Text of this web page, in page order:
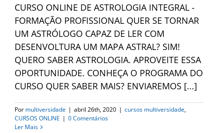
CURSO ONLINE DE ASTROLOGIA INTEGRAL -
FORMAÇÃO PROFISSIONAL QUER SE TORNAR
UM ASTRÓLOGO CAPAZ DE LER COM
DESENVOLTURA UM MAPA ASTRAL? SIM!
QUERO SABER ASTROLOGIA. APROVEITE ESSA
OPORTUNIDADE. CONHEÇA O PROGRAMA DO
CURSO QUER SABER MAIS? ENVIAREMOS [...]
Por multiversidade | abril 26th, 2020 | cursos multiversidade,
CURSOS ONLINE | 0 Comentários
Ler Mais